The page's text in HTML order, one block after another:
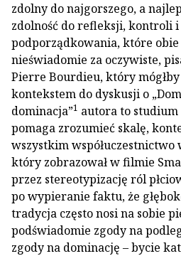
zdolny do najgorszego, a
zdolność do refleksji, kontroli
podporządkowania, które
nieświadomie za oczywiste,
Pierre Bourdieu, który
kontekstem do dyskusji o
dominacja”1 autora to
pomaga zrozumieć skalę,
wszystkim współuczestnictwo
który zobrazował w filmie
przez stereotypizację ról
po wypieranie faktu, że
tradycja często nosi na sobie
podświadomie zgody na
zgody na dominację – bycie